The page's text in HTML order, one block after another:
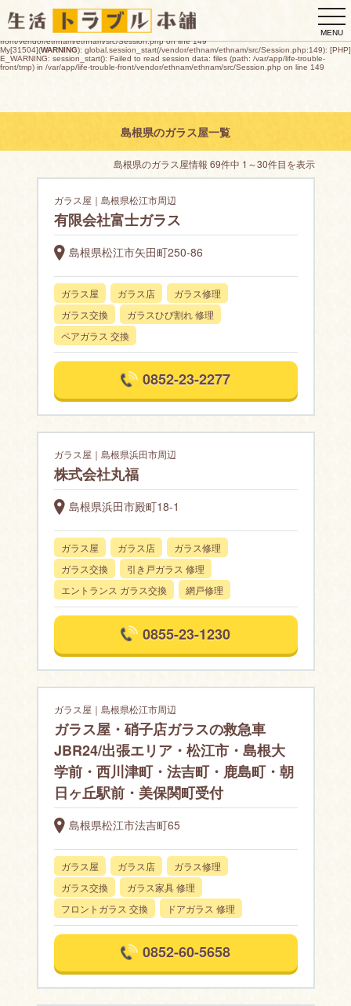
E_WARNING: session_start(): open(/var/app/life-trouble-
front/tmp/sess_a83832511f5e0856d87cb8b94dad11f9ebe1092408da855bcd7c04c73cdc2cac,
O_RDWR) failed: デバイスに空き領域がありません (28) in /var/app/life-trouble-
front/vendor/ethnam/ethnam/src/Session.php on line 149
My[31504](WARNING): global.session_start(/vendor/ethnam/ethnam/src/Session.php:149): [PHP]
E_WARNING: session_start(): Failed to read session data: files (path: /var/app/life-trouble-
front/tmp) in /var/app/life-trouble-front/vendor/ethnam/ethnam/src/Session.php on line 149
MENU
島根県のガラス屋一覧
島根県のガラス屋情報 69件中 1～30件目を表示
ガラス屋｜島根県松江市周辺
有限会社富士ガラス
島根県松江市矢田町250-86
ガラス屋 ガラス店
ガラス修理
ガラス交換
ガラスひび割れ 修理
ペアガラス 交換
0852-23-2277
ガラス屋｜島根県浜田市周辺
株式会社丸福
島根県浜田市殿町18-1
ガラス屋 ガラス店
ガラス修理
ガラス交換
引き戸ガラス 修理
エントランス ガラス交換
網戸修理
0855-23-1230
ガラス屋｜島根県松江市周辺
ガラス屋・硝子店ガラスの救急車
JBR24/出張エリア・松江市・島根大
学前・西川津町・法吉町・鹿島町・朝
日ヶ丘駅前・美保関町受付
島根県松江市法吉町65
ガラス屋 ガラス店
ガラス修理
ガラス交換
ガラス家具 修理
フロントガラス 交換
ドアガラス 修理
0852-60-5658